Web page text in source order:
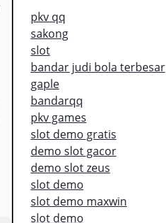
pkv qq
sakong
slot
bandar judi bola terbesar
gaple
bandarqq
pkv games
slot demo gratis
demo slot gacor
demo slot zeus
slot demo
slot demo maxwin
slot demo